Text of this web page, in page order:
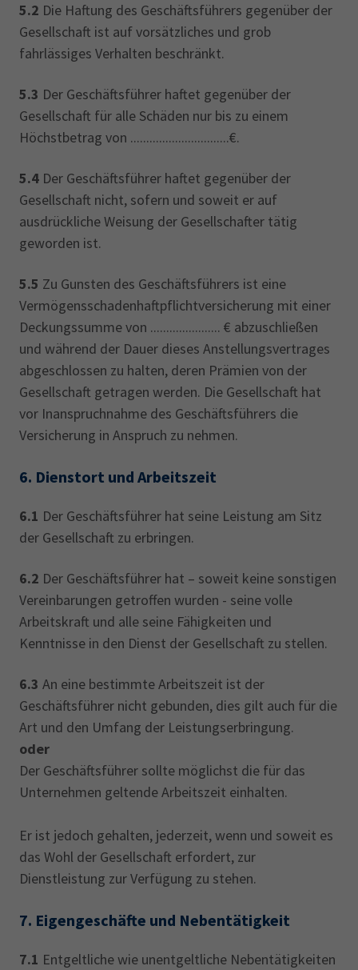
5.2 Die Haftung des Geschäftsführers gegenüber der
Gesellschaft ist auf vorsätzliches und grob
fahrlässiges Verhalten beschränkt.
5.3 Der Geschäftsführer haftet gegenüber der
Gesellschaft für alle Schäden nur bis zu einem
Höchstbetrag von ...............................€.
5.4 Der Geschäftsführer haftet gegenüber der
Gesellschaft nicht, sofern und soweit er auf
ausdrückliche Weisung der Gesellschafter tätig
geworden ist.
5.5 Zu Gunsten des Geschäftsführers ist eine
Vermögensschadenhaftpflichtversicherung mit einer
Deckungssumme von ...................... € abzuschließen
und während der Dauer dieses Anstellungsvertrages
abgeschlossen zu halten, deren Prämien von der
Gesellschaft getragen werden. Die Gesellschaft hat
vor Inanspruchnahme des Geschäftsführers die
Versicherung in Anspruch zu nehmen.
6. Dienstort und Arbeitszeit
6.1 Der Geschäftsführer hat seine Leistung am Sitz
der Gesellschaft zu erbringen.
6.2 Der Geschäftsführer hat – soweit keine sonstigen
Vereinbarungen getroffen wurden - seine volle
Arbeitskraft und alle seine Fähigkeiten und
Kenntnisse in den Dienst der Gesellschaft zu stellen.
6.3 An eine bestimmte Arbeitszeit ist der
Geschäftsführer nicht gebunden, dies gilt auch für die
Art und den Umfang der Leistungserbringung.
oder
Der Geschäftsführer sollte möglichst die für das
Unternehmen geltende Arbeitszeit einhalten.
Er ist jedoch gehalten, jederzeit, wenn und soweit es
das Wohl der Gesellschaft erfordert, zur
Dienstleistung zur Verfügung zu stehen.
7. Eigengeschäfte und Nebentätigkeit
7.1 Entgeltliche wie unentgeltliche Nebentätigkeiten